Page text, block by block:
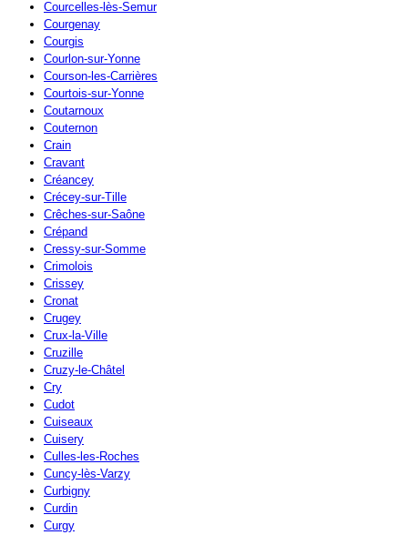
Courcelles-lès-Semur
Courgenay
Courgis
Courlon-sur-Yonne
Courson-les-Carrières
Courtois-sur-Yonne
Coutarnoux
Couternon
Crain
Cravant
Créancey
Crécey-sur-Tille
Crêches-sur-Saône
Crépand
Cressy-sur-Somme
Crimolois
Crissey
Cronat
Crugey
Crux-la-Ville
Cruzille
Cruzy-le-Châtel
Cry
Cudot
Cuiseaux
Cuisery
Culles-les-Roches
Cuncy-lès-Varzy
Curbigny
Curdin
Curgy